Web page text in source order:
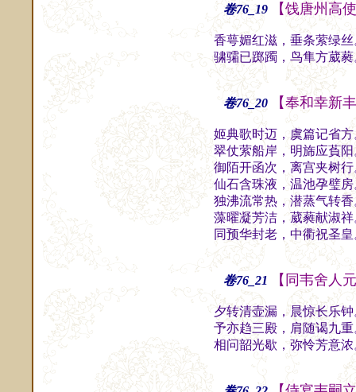
卷76_19 【饯唐州高
香萼媚红滋，垂条萦绿
骕骦已踯躅，鸟隼方葳
卷76_20 【奉和幸新
姬典歌时迈，虞篇记省
翠仗萦船岸，明旆应萯
御陌开函次，离宫夹树
仙石含珠液，温池孕璧
独沸流常热，潜蒸气转
藻曜凝芳洁，葳蕤献淑
同预华封老，中衢祝圣皇
卷76_21 【同韦舍人
夕转清壶漏，晨惊长乐
予亦趋三殿，肩随谒九
相问韶光歇，弥怜芳意